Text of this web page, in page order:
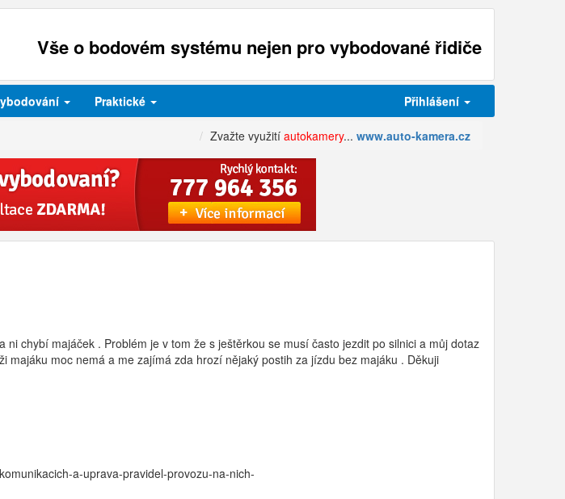
Vše o bodovém systému nejen pro vybodované řidiče
Praktické Přihlášení
Zvažte využití autokamery... www.auto-kamera.cz
chybí majáček . Problém je v tom že s ještěrkou se musí často jezdit po silnici a můj dotaz
moc nemá a me zajímá zda hrozí nějaký postih za jízdu bez majáku . Děkuji
a-uprava-pravidel-provozu-na-nich-